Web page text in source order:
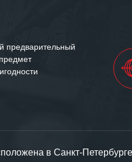
предварительный
в Санкт-